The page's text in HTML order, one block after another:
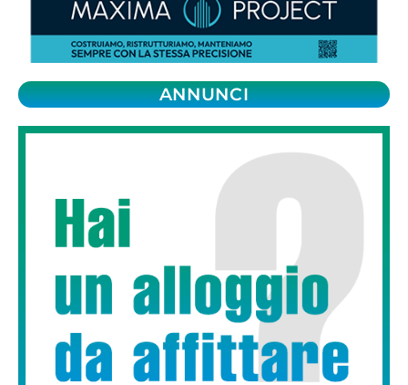
ANNUNCI